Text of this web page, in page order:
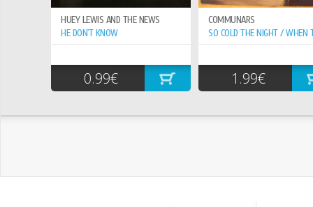
HUEY LEWIS AND THE NEWS
HE DON`T KNOW
0.99€
COMMUNARS
1.99€